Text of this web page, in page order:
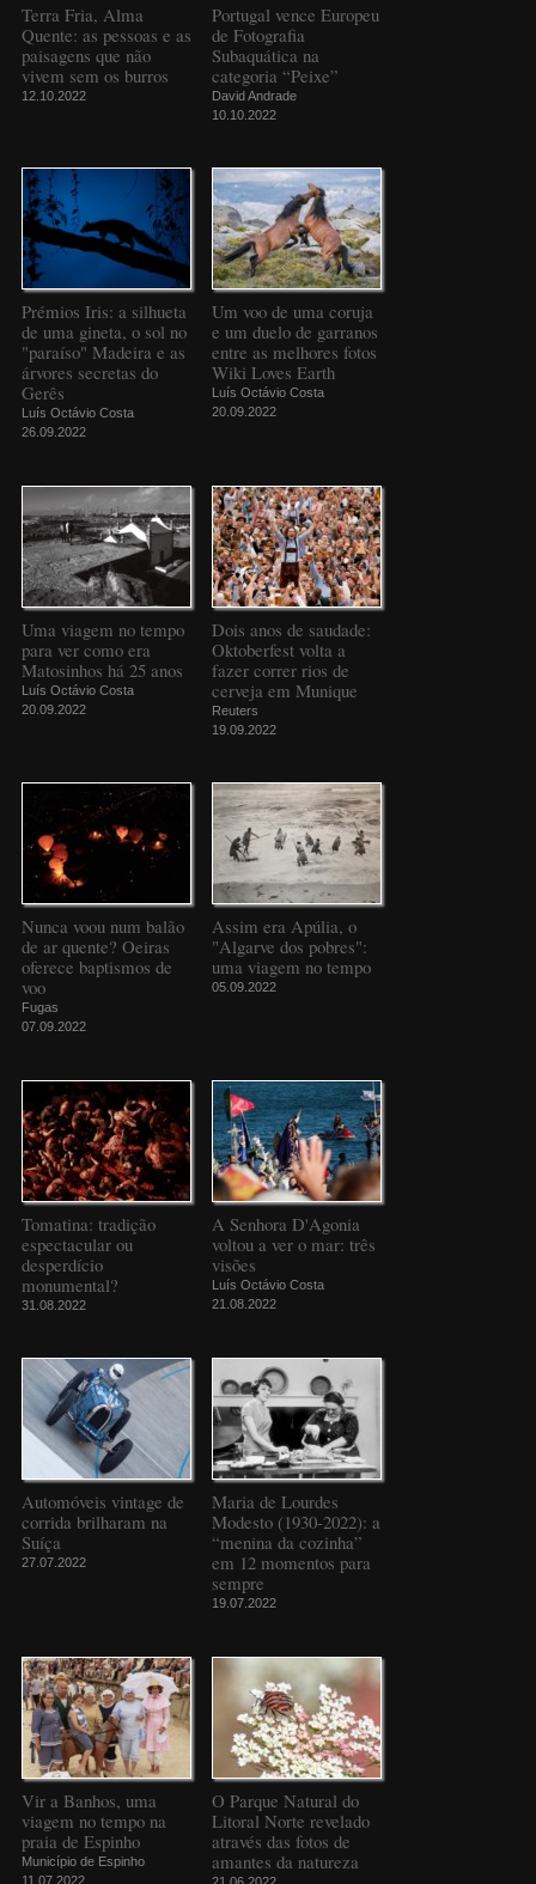
Terra Fria, Alma
Quente: as pessoas e as
paisagens que não
vivem sem os burros
12.10.2022
Portugal vence Europeu
de Fotografia
Subaquática na
categoria “Peixe”
David Andrade
10.10.2022
Prémios Iris: a silhueta
de uma gineta, o sol no
"paraíso" Madeira e as
árvores secretas do
Gerês
Luís Octávio Costa
26.09.2022
Um voo de uma coruja
e um duelo de garranos
entre as melhores fotos
Wiki Loves Earth
Luís Octávio Costa
20.09.2022
Uma viagem no tempo
para ver como era
Matosinhos há 25 anos
Luís Octávio Costa
20.09.2022
Dois anos de saudade:
Oktoberfest volta a
fazer correr rios de
cerveja em Munique
Reuters
19.09.2022
Nunca voou num balão
de ar quente? Oeiras
oferece baptismos de
voo
Fugas
07.09.2022
Assim era Apúlia, o
"Algarve dos pobres":
uma viagem no tempo
05.09.2022
Tomatina: tradição
espectacular ou
desperdício
monumental?
31.08.2022
A Senhora D'Agonia
voltou a ver o mar: três
visões
Luís Octávio Costa
21.08.2022
Automóveis vintage de
corrida brilharam na
Suíça
27.07.2022
Maria de Lourdes
Modesto (1930-2022): a
“menina da cozinha”
em 12 momentos para
sempre
19.07.2022
Vir a Banhos, uma
viagem no tempo na
praia de Espinho
Município de Espinho
11.07.2022
O Parque Natural do
Litoral Norte revelado
através das fotos de
amantes da natureza